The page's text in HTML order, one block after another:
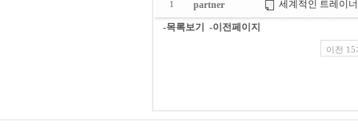
1 partner 세계적인 트레이
-목록보기 -이전페이지
이전 15